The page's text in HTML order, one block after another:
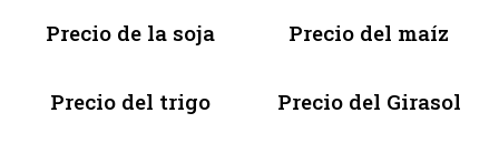
Precio de la soja Precio del maíz
Precio del trigo Precio del Girasol